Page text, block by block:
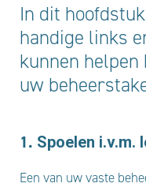
In dit
handige links
kunnen
uw
1. Spoelen i.v.m.
Een van uw vaste